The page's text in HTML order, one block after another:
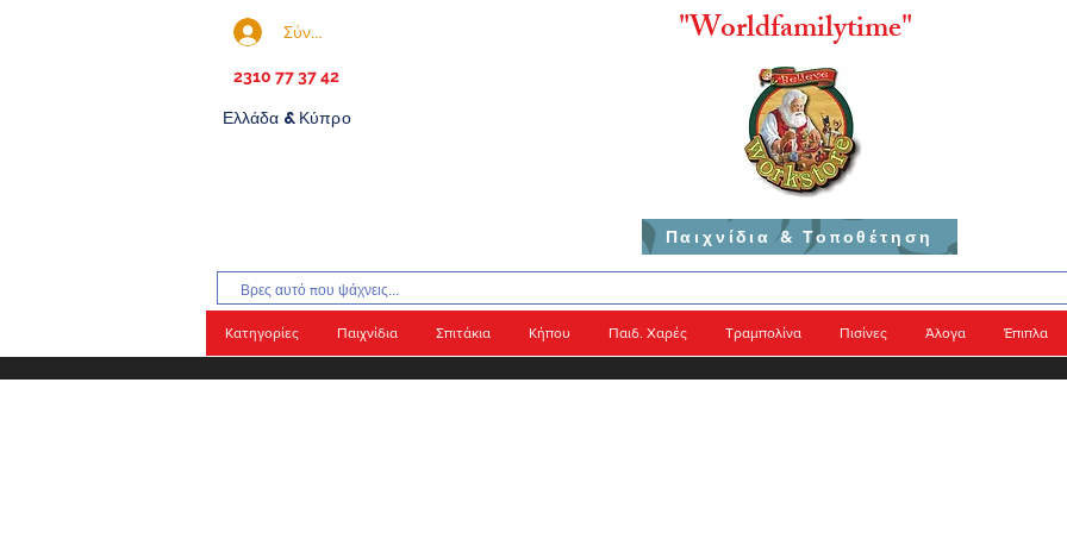
Σύνδεση
2310 77 37 42
Ελλάδα & Κύπρο
"Worldfamilytime"
Παιχνίδια & Τοποθέτηση
Κατηγορίες Παιχνίδια Σπιτάκια Κήπου Παιδ. Χαρές Τραμπολίνα Πισίνες Άλογα Έπιπλα